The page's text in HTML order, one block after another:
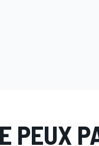
PEUX